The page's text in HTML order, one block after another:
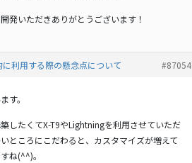
発いただきありがとうございます！
利用する際の懸念点について #87054
す。
したくてX-T9やLightningを利用させていただ
ところにこだわると、カスタマイズが増えて
ね(^^)。